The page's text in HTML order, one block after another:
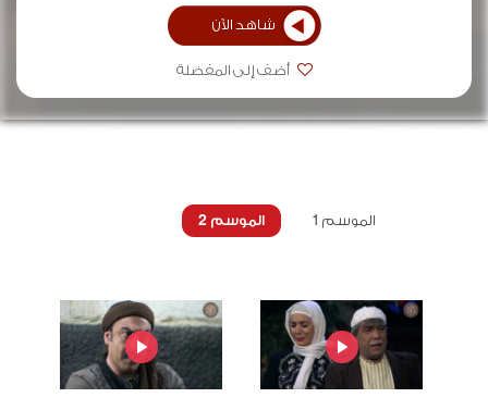
شاهد الآن
أضف إلى المفضلة
الموسم 1 الموسم 2